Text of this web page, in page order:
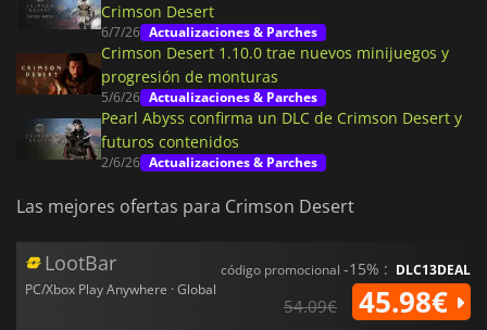
Crimson Desert
6/7/26 Actualizaciones & Parches
Crimson Desert 1.10.0 trae nuevos minijuegos y
progresión de monturas
5/6/26 Actualizaciones & Parches
Pearl Abyss confirma un DLC de Crimson Desert y
futuros contenidos
2/6/26 Actualizaciones & Parches
Las mejores ofertas para Crimson Desert
LootBar
PC/Xbox Play Anywhere · Global
código promocional -15% : DLC13DEAL
54.09€ 45.98€